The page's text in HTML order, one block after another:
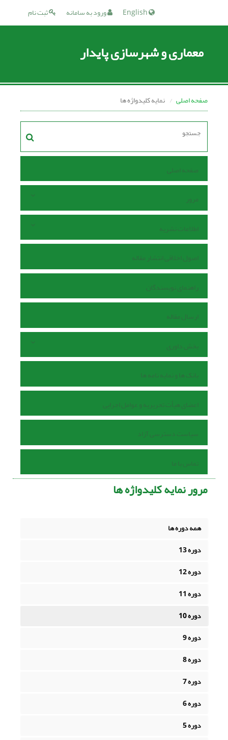
ثبت نام ورود به سامانه
معماری و شهرسازی پایدار
صفحه اصلی نمایه کلیدواژه ها
صفحه اصلی
مرور
اطلاعات نشریه
اصول اخلاقی انتشار مقاله
راهنمای نویسندگان
ارسال مقاله
بخش داوری
بانک ها و نمایه نامه ها
اعضای هیأت تحریریه و عوامل اجرایی
سیاست دسترسی آزاد
تماس با ما
مرور نمایه کلیدواژه ها
همه دوره ها
دوره 13
دوره 12
دوره 11
دوره 10
دوره 9
دوره 8
دوره 7
دوره 6
دوره 5